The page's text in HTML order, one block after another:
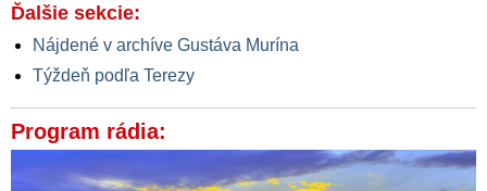
Ďalšie sekcie:
Nájdené v archíve Gustáva Murína
Týždeň podľa Terezy
Program rádia: